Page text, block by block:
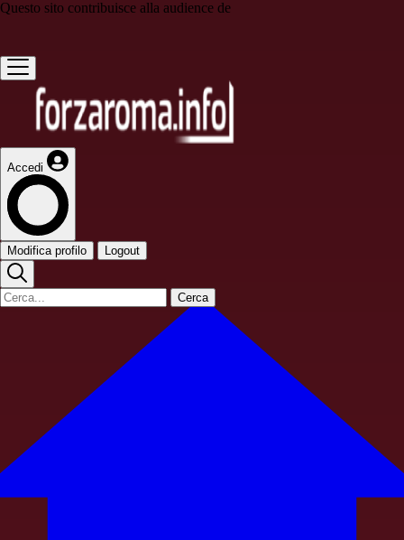
Questo sito contribuisce alla audience de
Accedi
Modifica profilo Logout
Cerca